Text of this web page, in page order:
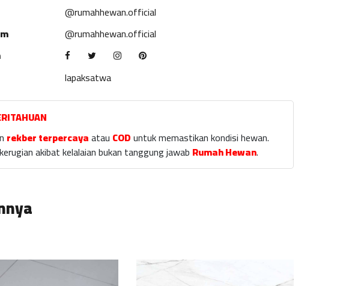
@rumahhewan.official
@rumahhewan.official
lapaksatwa
rekber terpercayaatau CODuntuk memastikan kondisi hewan.
akibat kelalaian bukan tanggung jawab Rumah Hewan.